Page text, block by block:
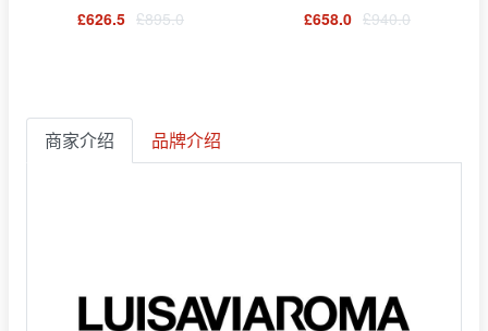
£626.5 £895.0
£658.0 £940.0
商家介绍 品牌介绍